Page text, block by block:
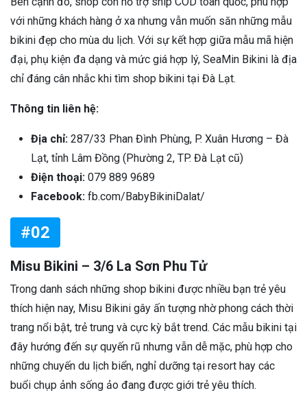
với những khách hàng ở xa nhưng vẫn muốn săn những mẫu
bikini đẹp cho mùa du lịch. Với sự kết hợp giữa mẫu mã hiện
đại, phụ kiện đa dạng và mức giá hợp lý, SeaMin Bikini là địa
chỉ đáng cân nhắc khi tìm shop bikini tại Đà Lạt.
Thông tin liên hệ:
Địa chỉ: 287/33 Phan Đình Phùng, P. Xuân Hương – Đà
Lạt, tỉnh Lâm Đồng (Phường 2, TP. Đà Lạt cũ)
Điện thoại: 079 889 9689
Facebook: fb.com/BabyBikiniDalat/
#02
Misu Bikini – 3/6 La Sơn Phu Tử
Trong danh sách những shop bikini được nhiều bạn trẻ yêu
thích hiện nay, Misu Bikini gây ấn tượng nhờ phong cách thời
trang nổi bật, trẻ trung và cực kỳ bắt trend. Các mẫu bikini tại
đây hướng đến sự quyến rũ nhưng vẫn dễ mặc, phù hợp cho
những chuyến du lịch biển, nghỉ dưỡng tại resort hay các
buổi chụp ảnh sống ảo đang được giới trẻ yêu thích.